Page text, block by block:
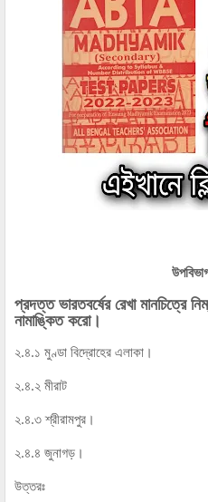
প্রদত্ত ভারতবর্ষের রেখা মানচিত্রে
নামাঙ্কিত করো।
২.৪.১ মুণ্ডা বিদ্রোহের এলাকা।
২.৪.২ মীরাট
২.৪.৩ শ্রীরামপুর।
২.৪.৪ জুনাগড়।
উত্তরঃ